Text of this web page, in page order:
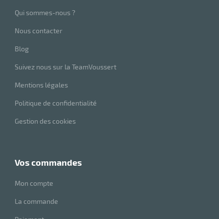
Qui sommes-nous ?
Nous contacter
Blog
Suivez nous sur la TeamVoussert
Mentions légales
Politique de confidentialité
Gestion des cookies
vos commandes
Mon compte
La commande